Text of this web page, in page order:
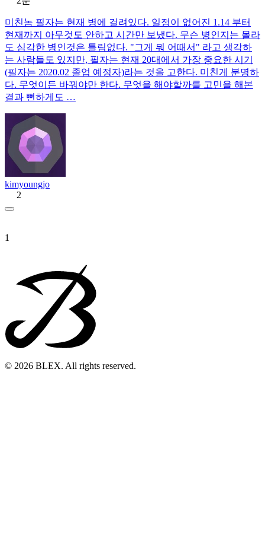
미친놈 필자는 현재 병에 걸려있다. 일정이 없어진 1.14 부터
현재까지 아무것도 안하고 시간만 보냈다. 무슨 병인지는 몰라
도 심각한 병인것은 틀림없다. "그게 뭐 어때서" 라고 생각하
는 사람들도 있지만, 필자는 현재 20대에서 가장 중요한 시기
(필자는 2020.02 졸업 예정자)라는 것을 고한다. 미친게 분명하
다. 무엇이든 바꿔야만 한다. 무엇을 해야할까를 고민을 해본
결과 뻔하게도 …
kimyoungjo
2
1
© 2026 BLEX. All rights reserved.